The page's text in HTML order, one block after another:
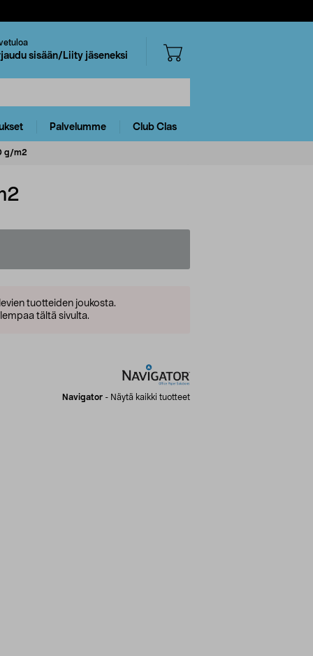
sisään/Liity jäseneksi
Palvelumme Club Clas
g/m2
tuotteiden joukosta.
tältä sivulta.
Navigator - Näytä kaikki tuotteet